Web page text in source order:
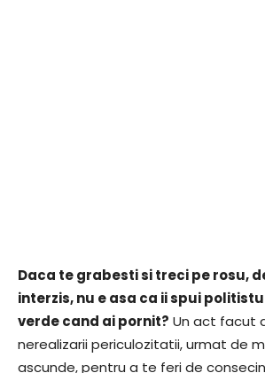
Daca te grabesti si treci pe rosu,
interzis, nu e asa ca ii spui
verde cand ai pornit? Un act facut
nerealizarii periculozitatii, urmat de
ascunde, pentru a te feri de